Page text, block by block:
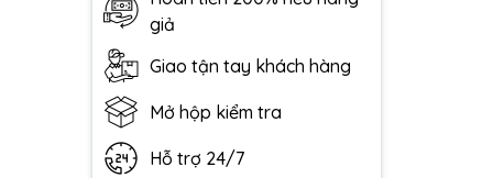
giả
Giao tận tay khách hàng
Mở hộp kiểm tra
Hỗ trợ 24/7